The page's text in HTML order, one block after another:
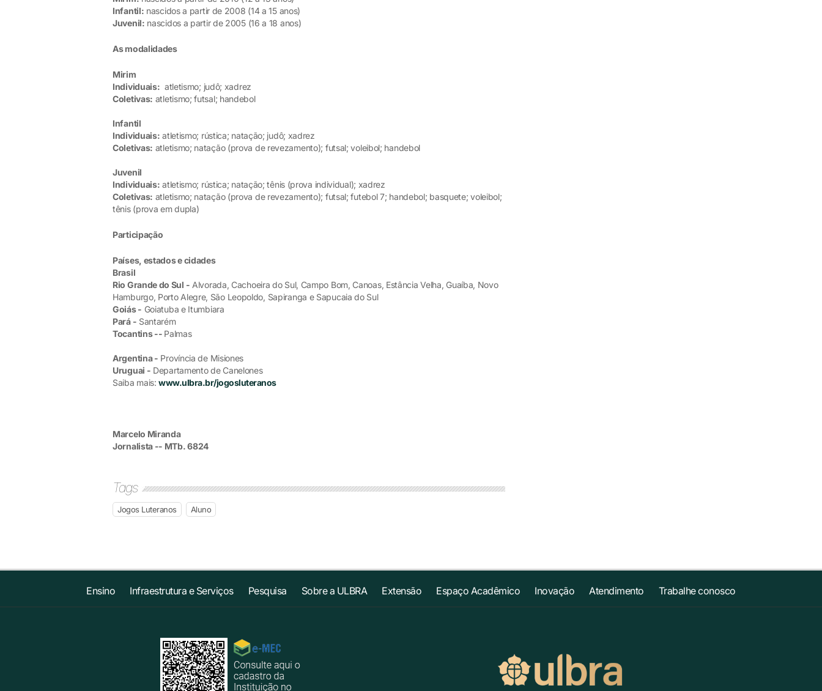
Infantil: nascidos a partir de 2008 (14 a 15 anos)
Juvenil: nascidos a partir de 2005 (16 a 18 anos)
As modalidades
Mirim
Individuais: atletismo; judô; xadrez
Coletivas: atletismo; futsal; handebol
Infantil
Individuais: atletismo; rústica; natação; judô; xadrez
Coletivas: atletismo; natação (prova de revezamento); futsal; voleibol; handebol
Juvenil
Individuais: atletismo; rústica; natação; tênis (prova individual); xadrez
Coletivas: atletismo; natação (prova de revezamento); futsal; futebol 7; handebol; basquete; voleibol;
tênis (prova em dupla)
Participação
Países, estados e cidades
Brasil
Rio Grande do Sul - Alvorada, Cachoeira do Sul, Campo Bom, Canoas, Estância Velha, Guaíba, Novo
Hamburgo, Porto Alegre, São Leopoldo, Sapiranga e Sapucaia do Sul
Goiás - Goiatuba e Itumbiara
Pará - Santarém
Tocantins -- Palmas
Argentina - Província de Misiones
Uruguai - Departamento de Canelones
Saiba mais:www.ulbra.br/jogosluteranos
Marcelo Miranda
Jornalista -- MTb. 6824
Tags
Jogos Luteranos Aluno
Ensino Infraestrutura e Serviços Pesquisa Sobre a ULBRA Extensão Espaço Acadêmico Inovação Atendimento Trabalhe conosco